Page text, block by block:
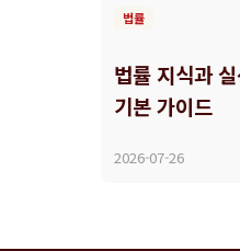
법률
법률 지식과
기본 가이드
2026-07-26